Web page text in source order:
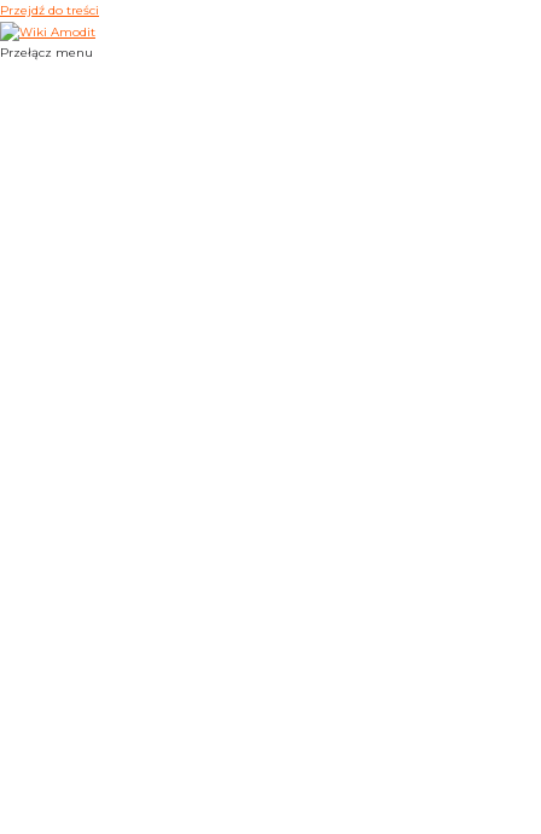
Przejdź do treści
Przełącz menu